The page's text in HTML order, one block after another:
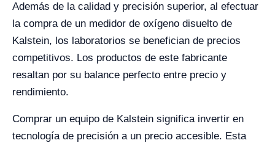
Además de la calidad y precisión superior, al efectuar
la compra de un medidor de oxígeno disuelto de
Kalstein, los laboratorios se benefician de precios
competitivos. Los productos de este fabricante
resaltan por su balance perfecto entre precio y
rendimiento.
Comprar un equipo de Kalstein significa invertir en
tecnología de precisión a un precio accesible. Esta